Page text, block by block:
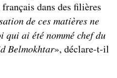
dans des filières
de ces matières ne
qui ai été nommé chef du
Belmokhtar», déclare-t-il